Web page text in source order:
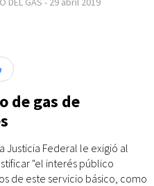
de gas de
Justicia Federal le exigió al
"el interés público
de este servicio básico, como